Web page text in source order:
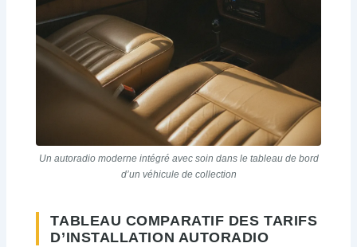
Un autoradio moderne intégré avec soin dans le tableau de bord
d’un véhicule de collection
TABLEAU COMPARATIF DES TARIFS
D’INSTALLATION AUTORADIO